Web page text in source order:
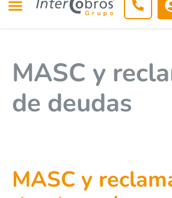
MASC y
de deudas
MASC y